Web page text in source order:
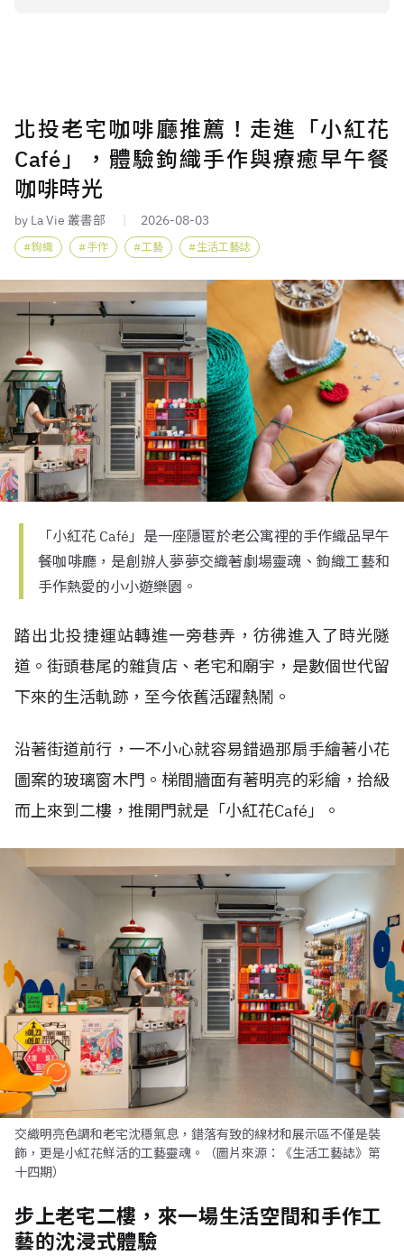
北投老宅咖啡廳推薦！走進「小紅花
Café」，體驗鉤織手作與療癒早午餐
咖啡時光
by La Vie 叢書部 2026-08-03
鉤織 手作 工藝 生活工藝誌
「小紅花 Café」是一座隱匿於老公寓裡的手作織品早午
餐咖啡廳，是創辦人夢夢交織著劇場靈魂、鉤織工藝和
手作熱愛的小小遊樂園。
踏出北投捷運站轉進一旁巷弄，彷彿進入了時光隧
道。街頭巷尾的雜貨店、老宅和廟宇，是數個世代留
下來的生活軌跡，至今依舊活躍熱鬧。
沿著街道前行，一不小心就容易錯過那扇手繪著小花
圖案的玻璃窗木門。梯間牆面有著明亮的彩繪，拾級
而上來到二樓，推開門就是「小紅花Café」。
交織明亮色調和老宅沈穩氣息，錯落有致的線材和展示區不僅是裝
飾，更是小紅花鮮活的工藝靈魂。（圖片來源：《生活工藝誌》第
十四期）
步上老宅二樓，來一場生活空間和手作工
藝的沈浸式體驗